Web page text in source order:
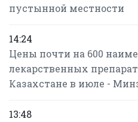
пустынной местности
14:24
Цены почти на 600
лекарственных
Казахстане в июле -
13:48